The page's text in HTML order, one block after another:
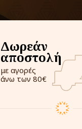
Δωρεάν
αποστολή
με αγορές
άνω των 80€